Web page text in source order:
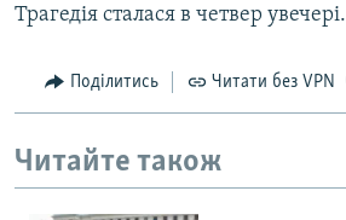
Трагедія сталася в четвер увечері.
Поділитись Читати без VPN
Читайте також